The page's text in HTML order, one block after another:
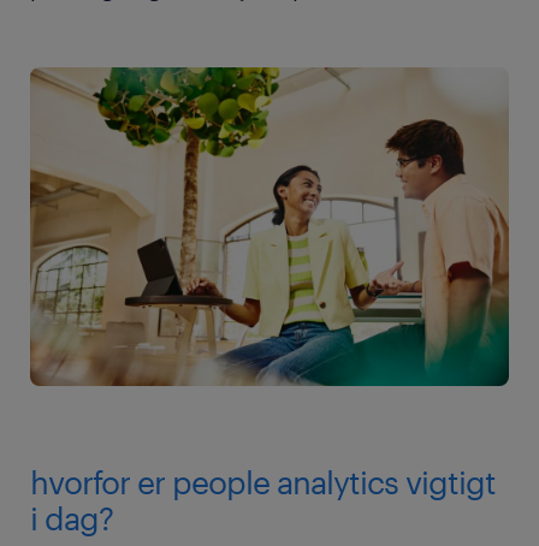
hvorfor er people analytics vigtigt
i dag?